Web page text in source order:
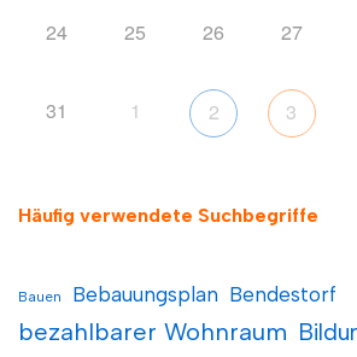
24 25 26 27
31 1 2 3
Häufig verwendete Suchbegriffe
Bauen Bebauungsplan Bendestorf
bezahlbarer Wohnraum